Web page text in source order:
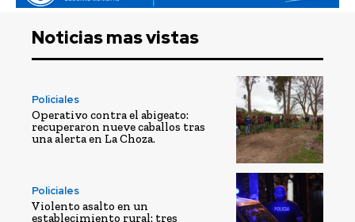
Noticias mas vistas
Policiales
Operativo contra el abigeato:
recuperaron nueve caballos tras
una alerta en La Choza.
Policiales
Violento asalto en un
establecimiento rural: tres